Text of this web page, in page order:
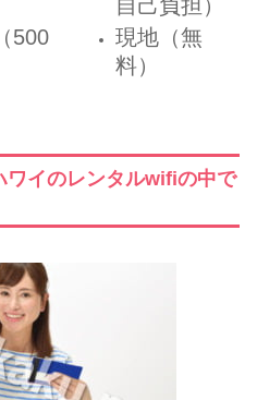
500
自己負担）
現地（無
料）
イのレンタルwifiの中で